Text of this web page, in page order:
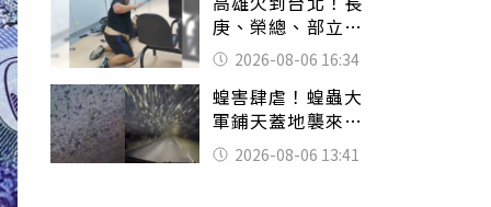
庚、榮總、部立醫
院都受害 「醫療
暴力男」離譜紀錄
曝光
2026-08-06 16:34
蝗害肆虐！蝗蟲大
軍鋪天蓋地襲來宛
如末日 網驚：聖
經十災
2026-08-06 13:41